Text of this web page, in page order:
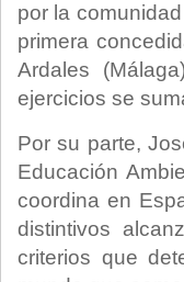
por la
primera
Ardales
ejercicios se
Por su parte,
Educación
coordina en
distintivos
criterios que